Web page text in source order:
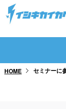
トップページ
HOME セミナーに